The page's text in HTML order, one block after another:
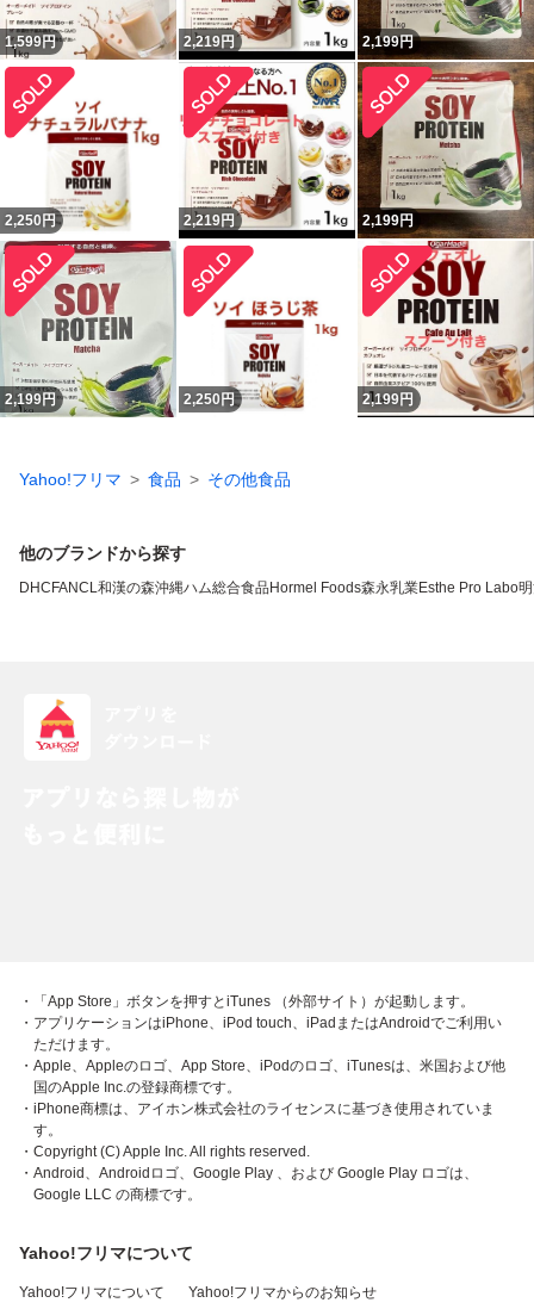
1,599円 2,219円 2,199円
2,250 円 2,219円 2,199円
2,199円 2,250 円 2,199円
Yahoo!フリマ 食品 その他食品
他のブランドから探す
DHC FANCL和漢の森沖縄ハム総合食品Hormel Foods森永乳業Esthe Pro Labo
・「App Store」ボタンを押すとiTunes （外部サイト）が起動します。
・アプリケーションはiPhone、iPod touch、iPadまたはAndroidでご利用い
ただけます。
・Apple、Appleのロゴ、App Store、iPodのロゴ、iTunesは、米国および他
国のApple Inc.の登録商標です。
・iPhone商標は、アイホン株式会社のライセンスに基づき使用されていま
す。
・Copyright (C) Apple Inc. All rights reserved.
・Android、Androidロゴ、Google Play 、および Google Play ロゴは、
Google LLC の商標です。
Yahoo!フリマについて
Yahoo!フリマについて Yahoo!フリマからのお知らせ